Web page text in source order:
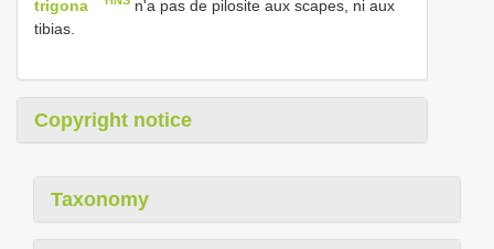
trigona
n'a pas de pilosite aux scapes, ni aux
tibias.
Copyright notice
Taxonomy